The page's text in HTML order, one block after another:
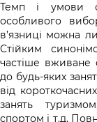
Темп і умови
особливого
в’язниці можна
Стійким
частіше вживане
до будь-яких
від
занять
спортом і т.д.